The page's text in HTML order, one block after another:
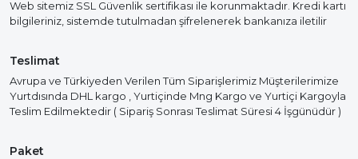
Web sitemiz SSL Güvenlik sertifikası ile korunmaktadır. Kredi kartı
bilgileriniz, sistemde tutulmadan şifrelenerek bankanıza iletilir
Teslimat
Avrupa ve Türkiyeden Verilen Tüm Siparişlerimiz Müşterilerimize
Yurtdısında DHL kargo , Yurtiçinde Mng Kargo ve Yurtiçi Kargoyla
Teslim Edilmektedir ( Sipariş Sonrası Teslimat Süresi 4 İşgünüdür )
Paket